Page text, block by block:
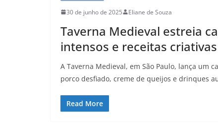
30 de junho de 2025 Eliane de Souza
Taverna Medieval estreia
intensos e receitas
A Taverna Medieval, em São Paulo, lança um
porco desfiado, creme de queijos e drinques
Read More